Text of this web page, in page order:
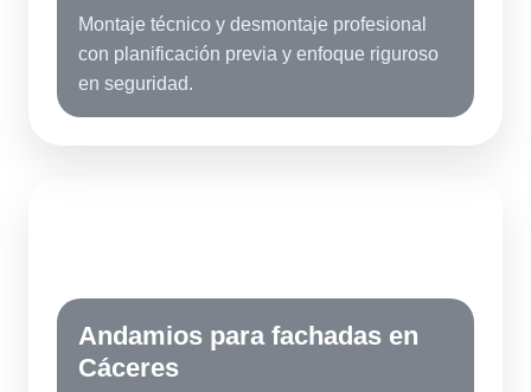
Montaje técnico y desmontaje profesional
con planificación previa y enfoque riguroso
en seguridad.
Andamios para fachadas en
Cáceres